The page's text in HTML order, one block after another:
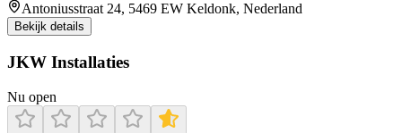
Antoniusstraat 24, 5469 EW Keldonk, Nederland
Bekijk details
JKW Installaties
Nu open